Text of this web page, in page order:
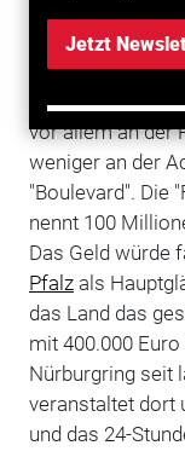
Jetzt
offenbar
Daten zum
weitere
vor allem an der
weniger an der
"Boulevard". Die
nennt 100
Das Geld würde
Pfalzals
das Land das
mit 400.000
Nürburgring seit
veranstaltet dort
und das 24-